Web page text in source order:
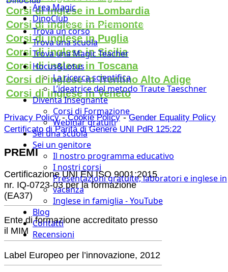
Area Magic
DinoClub
Trova un corso
Trova una scuola
Trova una Magic Teacher
Hocus&Lotus
La ricerca scientifica
L’ideatrice del metodo Traute Taeschner
Diventa Insegnante
Corsi di Formazione
Webinar gratuiti
Sei una scuola
Sei un genitore
Il nostro programma educativo
I nostri corsi
Presentazioni gratuite, laboratori e inglese in
vacanza
Inglese in famiglia - YouTube
Blog
Contatti
Recensioni
Corsi di inglese in Lombardia
Corsi di inglese in Piemonte
Corsi di inglese in Puglia
Corsi di inglese in Sicilia
Corsi di inglese in Toscana
Corsi di inglese in Trentino Alto Adige
Corsi di inglese in Veneto
Privacy Policy-Cookie Policy-Gender Equality Policy
Certificato di Parità di Genere UNI PdR 125:22
PREMI
Certificazione UNI EN ISO 9001:2015
nr. IQ-0723-03 per la formazione
(EA37)
Ente di formazione accreditato presso
il MIM
Label Europeo per l’innovazione, 2012